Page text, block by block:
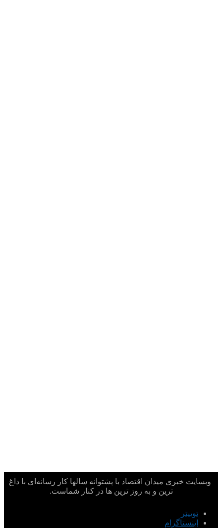
وبسایت خبری میدان اقتصاد با پشتوانه سالها کار رسانه‌ای با داغ
ترین و به روز ترین ها در کنار شماست.
توییتر
اینستاگرام